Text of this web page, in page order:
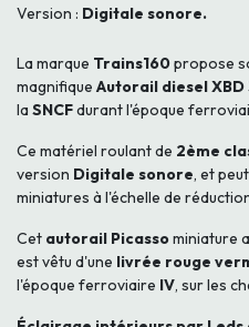
Version : Digitale sonore.
La marque Trains160propose
magnifique Autorail diesel XBD
la SNCFdurant l'époque
Ce matériel roulant de 2ème
version Digitale sonore, et
miniatures à l'échelle de
Cet autorail Picassominiature
est vêtu d'une livrée rouge
l'époque ferroviaire IV, sur les